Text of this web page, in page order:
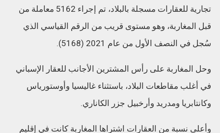
تجارية للعقارات مسجلة بالبلاد، تم إجراء 5162 معاملة من
قبل المغاربة، وهو مستوى قريب من الرقم القياسي الذي
سُجل في النصف الأول من عام 2021 (5168).
وحل المغاربة على رأس المشترين الأجانب للعقار الإسباني
في أغلب مقاطعات البلاد، باستثناء غاليسيا وأوستورياس
وكانتابريا ومدريد وأرخبيل جزر الكاناري.
وأعلى نسبة من العقارات اشتراها المغاربة كانت في إقليم